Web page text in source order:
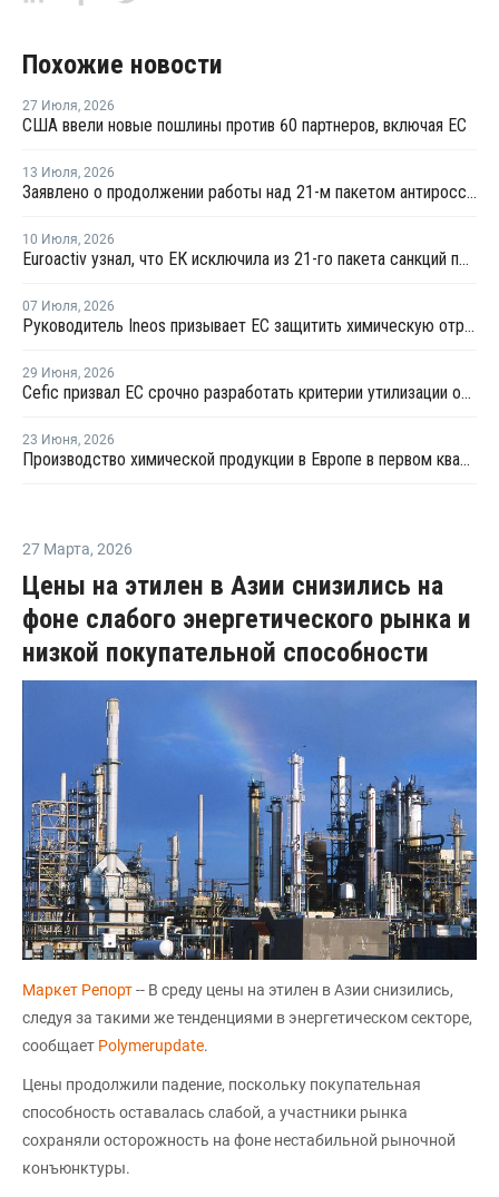
Похожие новости
27 Июля, 2026
США ввели новые пошлины против 60 партнеров, включая ЕС
13 Июля, 2026
Заявлено о продолжении работы над 21-м пакетом антироссийских санкций
10 Июля, 2026
Euroactiv узнал, что ЕК исключила из 21-го пакета санкций против России
07 Июля, 2026
Руководитель Ineos призывает ЕС защитить химическую отрасль от китайского демпинга
29 Июня, 2026
Сefic призвал ЕС срочно разработать критерии утилизации отходов методом химпереработки
23 Июня, 2026
Производство химической продукции в Европе в первом квартале сократилось на 3,2% — Cefic
27 Марта, 2026
Цены на этилен в Азии снизились на
фоне слабого энергетического рынка и
низкой покупательной способности
Маркет Репорт-- В среду цены на этилен в Азии снизились,
следуя за такими же тенденциями в энергетическом секторе,
сообщает Polymerupdate.
Цены продолжили падение, поскольку покупательная
способность оставалась слабой, а участники рынка
сохраняли осторожность на фоне нестабильной рыночной
конъюнктуры.